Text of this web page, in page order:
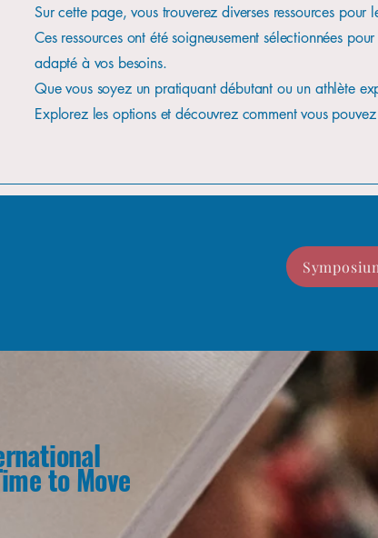
Ces ressources ont été soigneusement sélectionnées
adapté à vos besoins.
Que vous soyez un pratiquant débutant ou un athlète
Explorez les options et découvrez comment vous
Sur cette page, vous trouverez diverses ressources
Ces ressources ont été soigneusement sélectionnées
adapté à vos besoins.
Que vous soyez un pratiquant débutant ou un athlète
Explorez les options et découvrez comment vous
to Move